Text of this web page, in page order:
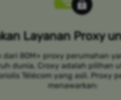
Layanan Proxy
dari 80M+ proxy perumahan
dunia, Croxy adalah pilihan
Télécom yang asli. Proxy
menawarkan: